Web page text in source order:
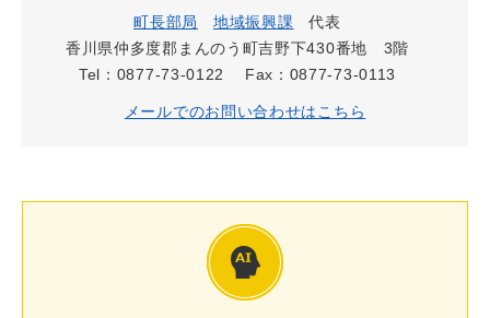
町長部局 地域振興課
代表
香川県仲多度郡まんのう町吉野下430番地 3階
Tel：0877-73-0122
Fax：0877-73-0113
メールでのお問い合わせはこちら